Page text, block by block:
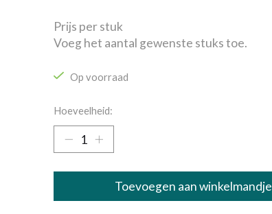
Prijs per stuk
Voeg het aantal gewenste stuks toe.
Op voorraad
Hoeveelheid:
Toevoegen aan winkelmandje